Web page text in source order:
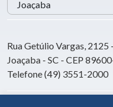
Rua Getúlio Vargas,
Joaçaba - SC - CEP
Telefone (49) 3551-2000